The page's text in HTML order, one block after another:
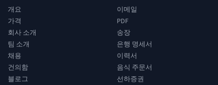
개요
가격
회사 소개
팀 소개
채용
건의함
블로그
이메일
PDF
송장
은행 명세서
이력서
음식 주문서
선하증권